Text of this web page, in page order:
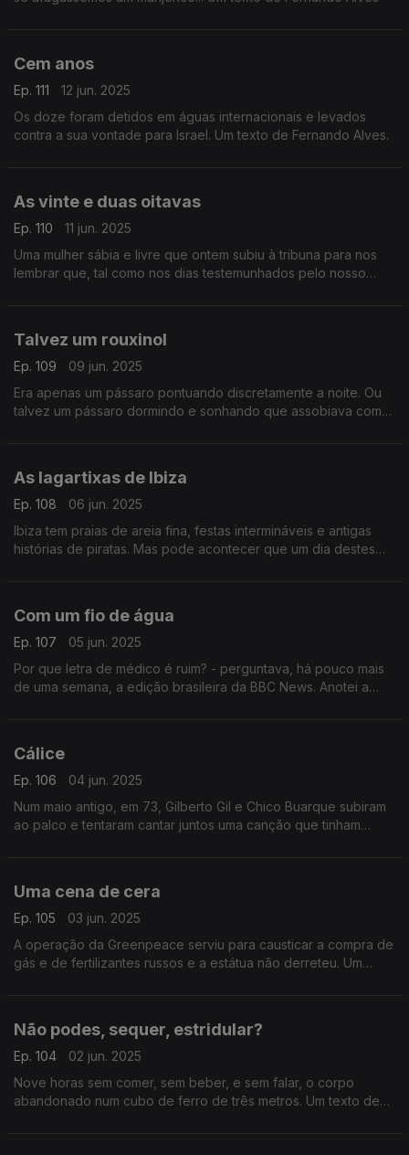
Cem anos
Ep. 111
12 jun. 2025
Os doze foram detidos em águas internacionais e levados
contra a sua vontade para Israel. Um texto de Fernando Alves.
As vinte e duas oitavas
Ep. 110
11 jun. 2025
Uma mulher sábia e livre que ontem subiu à tribuna para nos
lembrar que, tal como nos dias testemunhados pelo nosso
Talvez um rouxinol
Ep. 109
09 jun. 2025
Era apenas um pássaro pontuando discretamente a noite. Ou
talvez um pássaro dormindo e sonhando que assobiava como
As lagartixas de Ibiza
Ep. 108
06 jun. 2025
Ibiza tem praias de areia fina, festas intermináveis e antigas
histórias de piratas. Mas pode acontecer que um dia destes
Com um fio de água
Ep. 107
05 jun. 2025
Por que letra de médico é ruim? - perguntava, há pouco mais
de uma semana, a edição brasileira da BBC News. Anotei a
Cálice
Ep. 106
04 jun. 2025
Num maio antigo, em 73, Gilberto Gil e Chico Buarque subiram
ao palco e tentaram cantar juntos uma canção que tinham
Uma cena de cera
Ep. 105
03 jun. 2025
A operação da Greenpeace serviu para causticar a compra de
gás e de fertilizantes russos e a estátua não derreteu. Um
Não podes, sequer, estridular?
Ep. 104
02 jun. 2025
Nove horas sem comer, sem beber, e sem falar, o corpo
abandonado num cubo de ferro de três metros. Um texto de